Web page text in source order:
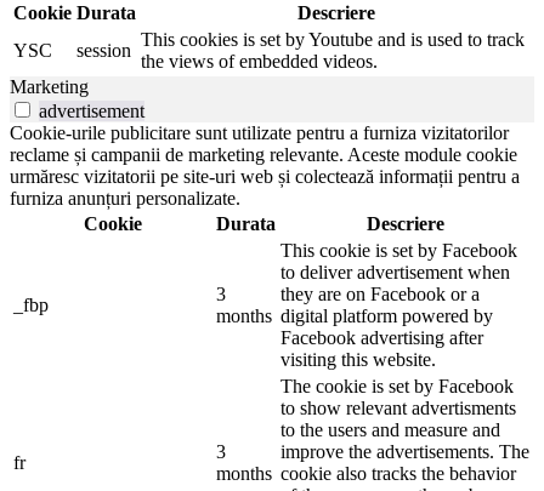
Cookie Durata
Descriere
YSC
session
This cookies is set by Youtube and is used to track
the views of embedded videos.
Marketing
advertisement
Cookie-urile publicitare sunt utilizate pentru a furniza vizitatorilor
reclame și campanii de marketing relevante. Aceste module cookie
urmăresc vizitatorii pe site-uri web și colectează informații pentru a
furniza anunțuri personalizate.
Cookie
Durata Descriere
_fbp
3
months
This cookie is set by Facebook
to deliver advertisement when
they are on Facebook or a
digital platform powered by
Facebook advertising after
visiting this website.
fr
3
months
The cookie is set by Facebook
to show relevant advertisments
to the users and measure and
improve the advertisements. The
cookie also tracks the behavior